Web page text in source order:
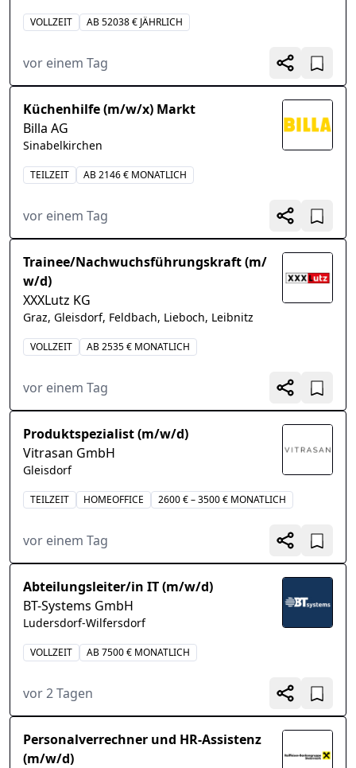
VOLLZEIT AB 52038 € JÄHRLICH
vor einem Tag
Küchenhilfe (m/w/x) Markt
Billa AG
Sinabelkirchen
TEILZEIT AB 2146 € MONATLICH
vor einem Tag
Trainee/Nachwuchsführungskraft (m/
w/d)
XXXLutz KG
Graz, Gleisdorf, Feldbach, Lieboch, Leibnitz
VOLLZEIT AB 2535 € MONATLICH
vor einem Tag
Produktspezialist (m/w/d)
Vitrasan GmbH
Gleisdorf
TEILZEIT HOMEOFFICE 2600 € – 3500 € MONATLICH
vor einem Tag
Abteilungsleiter/in IT (m/w/d)
BT-Systems GmbH
Ludersdorf-Wilfersdorf
VOLLZEIT AB 7500 € MONATLICH
vor 2 Tagen
Personalverrechner und HR-Assistenz
(m/w/d)